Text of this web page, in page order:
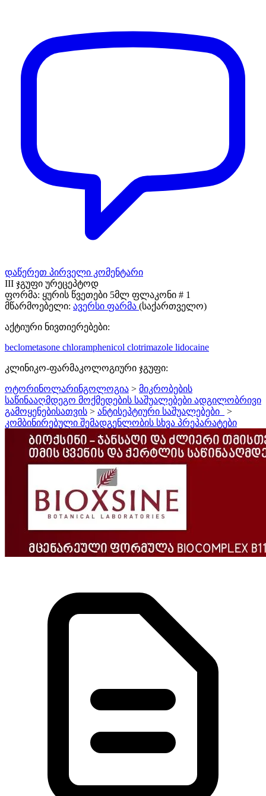
დაწერეთ პირველი კომენტარი
III ჯგუფი ურეცეპტოდ
ფორმა: ყურის წვეთები 5მლ ფლაკონი # 1
მწარმოებელი: ავერსი ფარმა (საქართველო)
აქტიური ნივთიერებები:
beclometasone chloramphenicol clotrimazole lidocaine
კლინიკო-ფარმაკოლოგიური ჯგუფი:
ოტორინოლარინგოლოგია > მიკრობების
საწინააღმდეგო მოქმედების საშუალებები ადგილობრივი
გამოყენებისათვის > ანტისეპტიური საშუალებები_
>
კომბინირებული შემადგენლობის სხვა პრეპარატები